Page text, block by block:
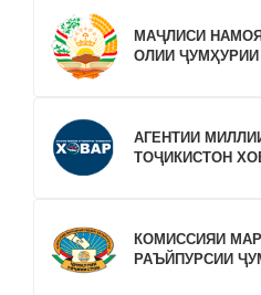
МАҶЛИСИ
ОЛИИ
АГЕНТИИ
ТОҶИКИСТОН
КОМИССИЯИ
РАЪЙПУРСИИ